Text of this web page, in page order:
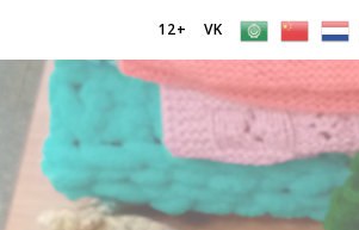
12+ VK